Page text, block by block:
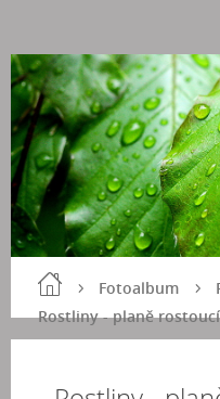
Fotoalbum
Rostliny - planě rostoucí